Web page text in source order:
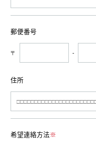
郵便番号
〒 -
住所
希望連絡方法※